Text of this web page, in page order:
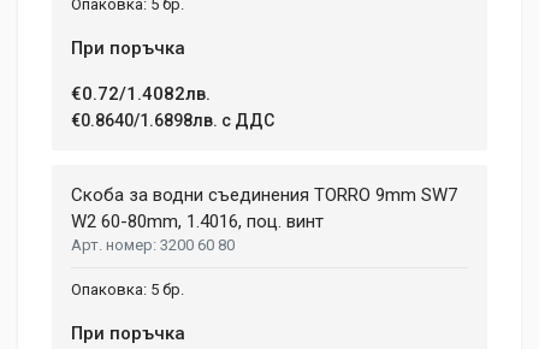
5 бр.
При поръчка
€0.72/1.4082лв.
€0.8640/1.6898лв. с ДДС
Скоба за водни съединения TORRО 9mm SW7
W2 60-80mm, 1.4016, поц. винт
3200 60 80
5 бр.
При поръчка